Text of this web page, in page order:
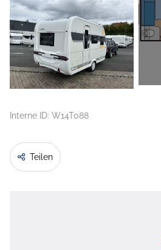
Interne ID: W14T088
Teilen